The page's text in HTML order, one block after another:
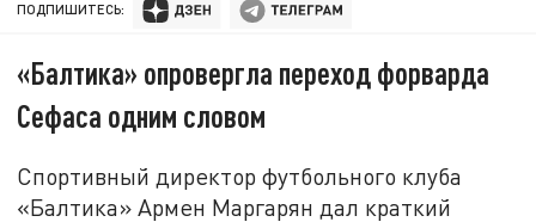
ПОДПИШИТЕСЬ:
«Балтика» опровергла переход форварда
Сефаса одним словом
Спортивный директор футбольного клуба
«Балтика» Армен Маргарян дал краткий